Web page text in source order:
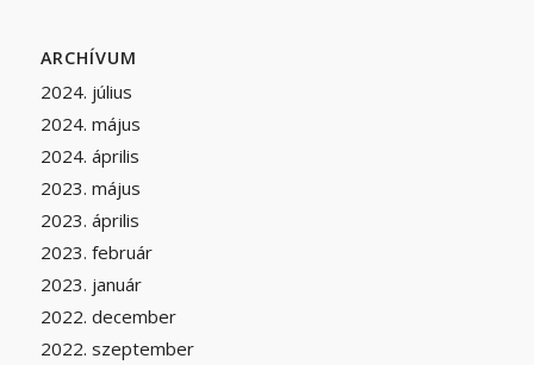
ARCHÍVUM
2024. július
2024. május
2024. április
2023. május
2023. április
2023. február
2023. január
2022. december
2022. szeptember